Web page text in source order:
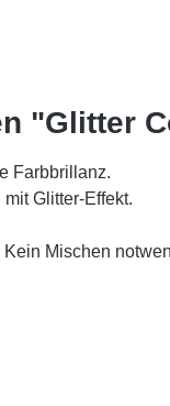
"Glitter
Farbbrillanz.
Glitter-Effekt.
Mischen